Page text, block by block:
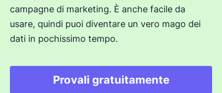
campagne di marketing. È anche facile da
usare, quindi puoi diventare un vero mago dei
dati in pochissimo tempo.
Provali gratuitamente